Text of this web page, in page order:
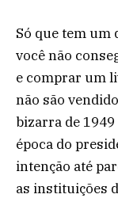
Só que tem um
você não
e comprar um
não são
bizarra de
época do
intenção até
as instituições